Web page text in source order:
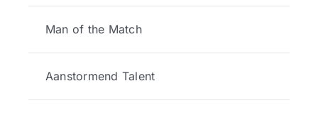
Man of the Match
Aanstormend Talent